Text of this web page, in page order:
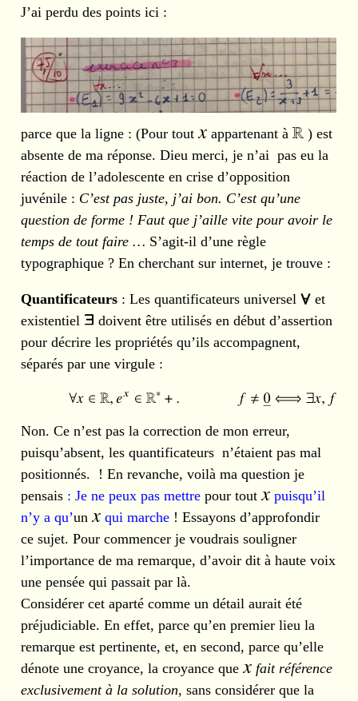
J’ai perdu des points ici :
parce que la ligne : (Pour tout appartenant à
) est
absente de ma réponse. Dieu merci, je n’ai pas eu la
réaction de l’adolescente en crise d’opposition
juvénile : C’est pas juste, j’ai bon. C’est qu’une
question de forme ! Faut que j’aille vite pour avoir le
temps de tout faire … S’agit-il d’une règle
typographique ? En cherchant sur internet, je trouve :
Quantificateurs : Les quantificateurs universel
et
existentiel
doivent être utilisés en début d’assertion
pour décrire les propriétés qu’ils accompagnent,
séparés par une virgule :
Non. Ce n’est pas la correction de mon erreur,
puisqu’absent, les quantificateurs n’étaient pas mal
positionnés. ! En revanche, voilà ma question je
pensais : Je ne peux pas mettre pour tout
puisqu’il
n’y a qu’un qui marche ! Essayons d’approfondir
ce sujet. Pour commencer je voudrais souligner
l’importance de ma remarque, d’avoir dit à haute voix
une pensée qui passait par là.
Considérer cet aparté comme un détail aurait été
préjudiciable. En effet, parce qu’en premier lieu la
remarque est pertinente, et, en second, parce qu’elle
dénote une croyance, la croyance que
fait référence
exclusivement à la solution, sans considérer que la